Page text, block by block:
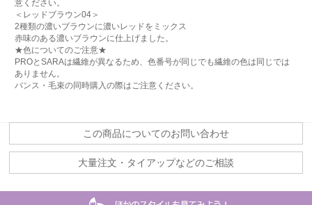
意ください。
＜レッドブラウン04＞
2種類の濃いブラウンに濃いレッドをミックス
赤味のある濃いブラウンに仕上げました。
★色についてのご注意★
PROとSARAは繊維が異なるため、色番号が同じでも繊維の色は同じでは
ありません。
バンス・毛束の同時購入の際はご注意ください。
この商品についてのお問い合わせ
大量注文・タイアップなどのご相談